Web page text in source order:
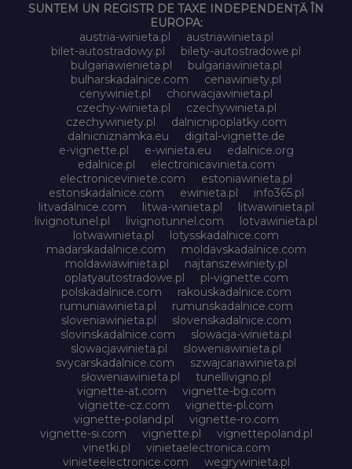
SUNTEM UN REGISTR DE TAXE INDEPENDENȚĂ ÎN
EUROPA:
austria-winieta.pl
austriawinieta.pl
bilet-autostradowy.pl
bilety-autostradowe.pl
bulgariawienieta.pl
bulgariawinieta.pl
bulharskadalnice.com
cenawiniety.pl
cenywiniet.pl
chorwacjawinieta.pl
czechy-winieta.pl
czechywinieta.pl
czechywiniety.pl
dalnicnipoplatky.com
dalnicniznamka.eu
digital-vignette.de
e-vignette.pl
e-winieta.eu
edalnice.org
edalnice.pl
electronicavinieta.com
electroniceviniete.com
estoniawinieta.pl
estonskadalnice.com
ewinieta.pl
info365.pl
litvadalnice.com
litwa-winieta.pl
litwawinieta.pl
livignotunel.pl
livignotunnel.com
lotvawinieta.pl
lotwawinieta.pl
lotysskadalnice.com
madarskadalnice.com
moldavskadalnice.com
moldawiawinieta.pl
najtanszewiniety.pl
oplatyautostradowe.pl
pl-vignette.com
polskadalnice.com
rakouskadalnice.com
rumuniawinieta.pl
rumunskadalnice.com
sloveniawinieta.pl
slovenskadalnice.com
slovinskadalnice.com
slowacja-winieta.pl
slowacjawinieta.pl
sloweniawinieta.pl
svycarskadalnice.com
szwajcariawinieta.pl
słoweniawinieta.pl
tunellivigno.pl
vignette-at.com
vignette-bg.com
vignette-cz.com
vignette-pl.com
vignette-poland.pl
vignette-ro.com
vignette-si.com
vignette.pl
vignettepoland.pl
vinetki.pl
vinietaelectronica.com
vinieteelectronice.com
wegrywinieta.pl